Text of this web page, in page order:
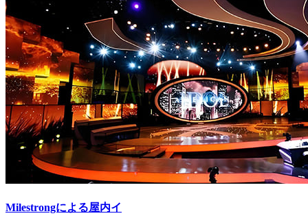
Milestrongによる屋内イ